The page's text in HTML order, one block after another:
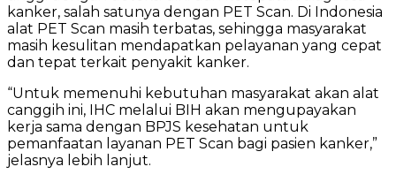
kanker, salah satunya dengan PET Scan. Di Indonesia
alat PET Scan masih terbatas, sehingga masyarakat
masih kesulitan mendapatkan pelayanan yang cepat
dan tepat terkait penyakit kanker.
“Untuk memenuhi kebutuhan masyarakat akan alat
canggih ini, IHC melalui BIH akan mengupayakan
kerja sama dengan BPJS kesehatan untuk
pemanfaatan layanan PET Scan bagi pasien kanker,”
jelasnya lebih lanjut.